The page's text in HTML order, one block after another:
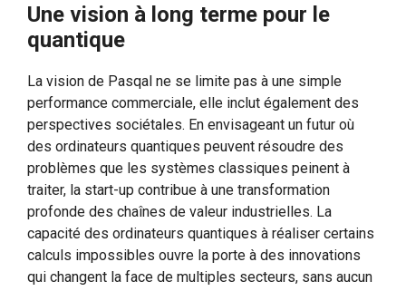
Une vision à long terme pour le
quantique
La vision de Pasqal ne se limite pas à une simple
performance commerciale, elle inclut également des
perspectives sociétales. En envisageant un futur où
des ordinateurs quantiques peuvent résoudre des
problèmes que les systèmes classiques peinent à
traiter, la start-up contribue à une transformation
profonde des chaînes de valeur industrielles. La
capacité des ordinateurs quantiques à réaliser certains
calculs impossibles ouvre la porte à des innovations
qui changent la face de multiples secteurs, sans aucun